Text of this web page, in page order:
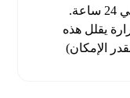
كروم ( فترة طوف هذة البلالين حوالي 24 ساعة.
يقلل هذه
الإمكان)